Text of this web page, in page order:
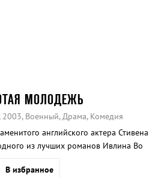
МОЛОДЕЖЬ
2003, Военный, Драма, Комедия
английского актера Стивена
из лучших романов Ивлина Во
В избранное